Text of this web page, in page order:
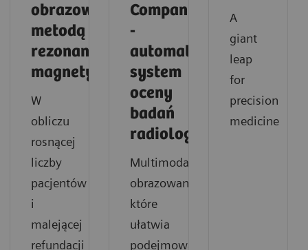
obrazowania
metodą
rezonansu
magnetycznego
W
obliczu
rosnącej
liczby
pacjentów
i
malejącej
refundacji
Companion
-
automatyczny
system
oceny
badań
radiologicznych
Multimodalne
obrazowanie,
które
ułatwia
podejmowanie
A
giant
leap
for
precision
medicine